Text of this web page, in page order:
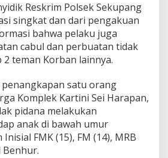
Reskrim Polsek Sekupang
singkat dan dari pengakuan
bahwa pelaku juga
cabul dan perbuatan tidak
teman Korban lainnya.
penangkapan satu orang
Komplek Kartini Sei Harapan,
pidana melakukan
anak di bawah umur
FMK (15), FM (14), MRB
Benhur.